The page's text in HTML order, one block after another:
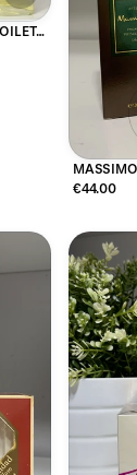
100ML
€44.00